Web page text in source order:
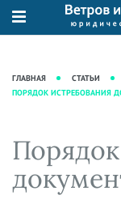
О нас
Рекомендации
Преимущества
фирмы
Кейсы
Юридические
Налоговая
Сопровождение
Ведение
База знаний
практики"
Новости
Аудиоподкасты
Видеоподкасты
ГЛАВНАЯ СТАТЬИ
ПОРЯДОК ИСТРЕБОВАНИЯ